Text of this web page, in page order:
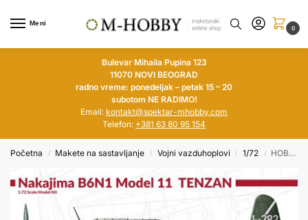
Meni
0
Bulevar Mihaila Pupina 123
11070 NOVI BEOGRAD
radno vreme: ponedeljak – petak 15 – 20
subotom NE RADIMO!
Email: kontakt@spektar-mhobby.com
Telefon: +381 63 80 95 154
Početna / Makete na sastavljanje / Vojni vazduhoplovi / 1/72 / HOBBY 2000 1/72 Nakajima B6N1 Model 11 Tenzan